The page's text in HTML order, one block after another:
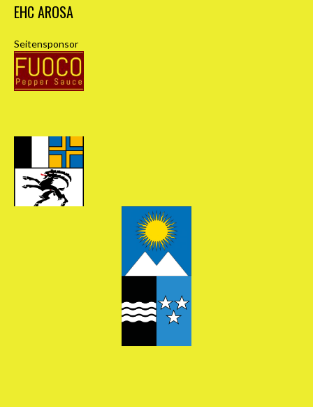
EHC AROSA
Seitensponsor